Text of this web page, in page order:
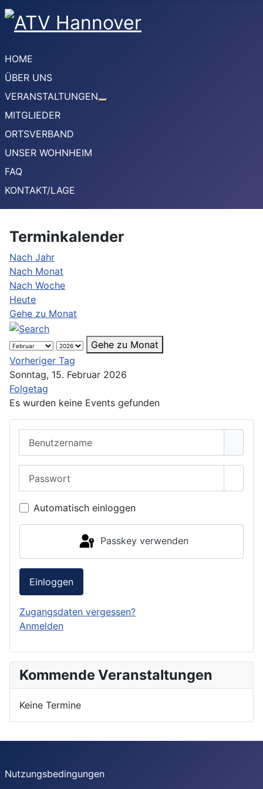
HOME
ÜBER UNS
VERANSTALTUNGEN
MITGLIEDER
ORTSVERBAND
UNSER WOHNHEIM
FAQ
KONTAKT/LAGE
Terminkalender
Nach Jahr
Nach Monat
Nach Woche
Heute
Gehe zu Monat
Gehe zu Monat
Vorheriger Tag
Sonntag, 15. Februar 2026
Folgetag
Es wurden keine Events gefunden
Automatisch einloggen
Passkey verwenden
Einloggen
Zugangsdaten vergessen?
Anmelden
Kommende Veranstaltungen
Keine Termine
Nutzungsbedingungen